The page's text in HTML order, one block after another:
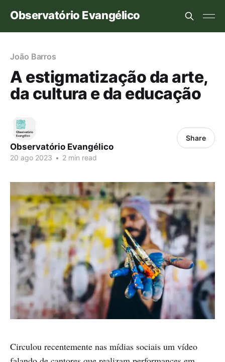
Observatório Evangélico
João Barros
A estigmatização da arte,
da cultura e da educação
Observatório Evangélico
20 ago 2023 • 2 min read
Share
Circulou recentemente nas mídias sociais um vídeo